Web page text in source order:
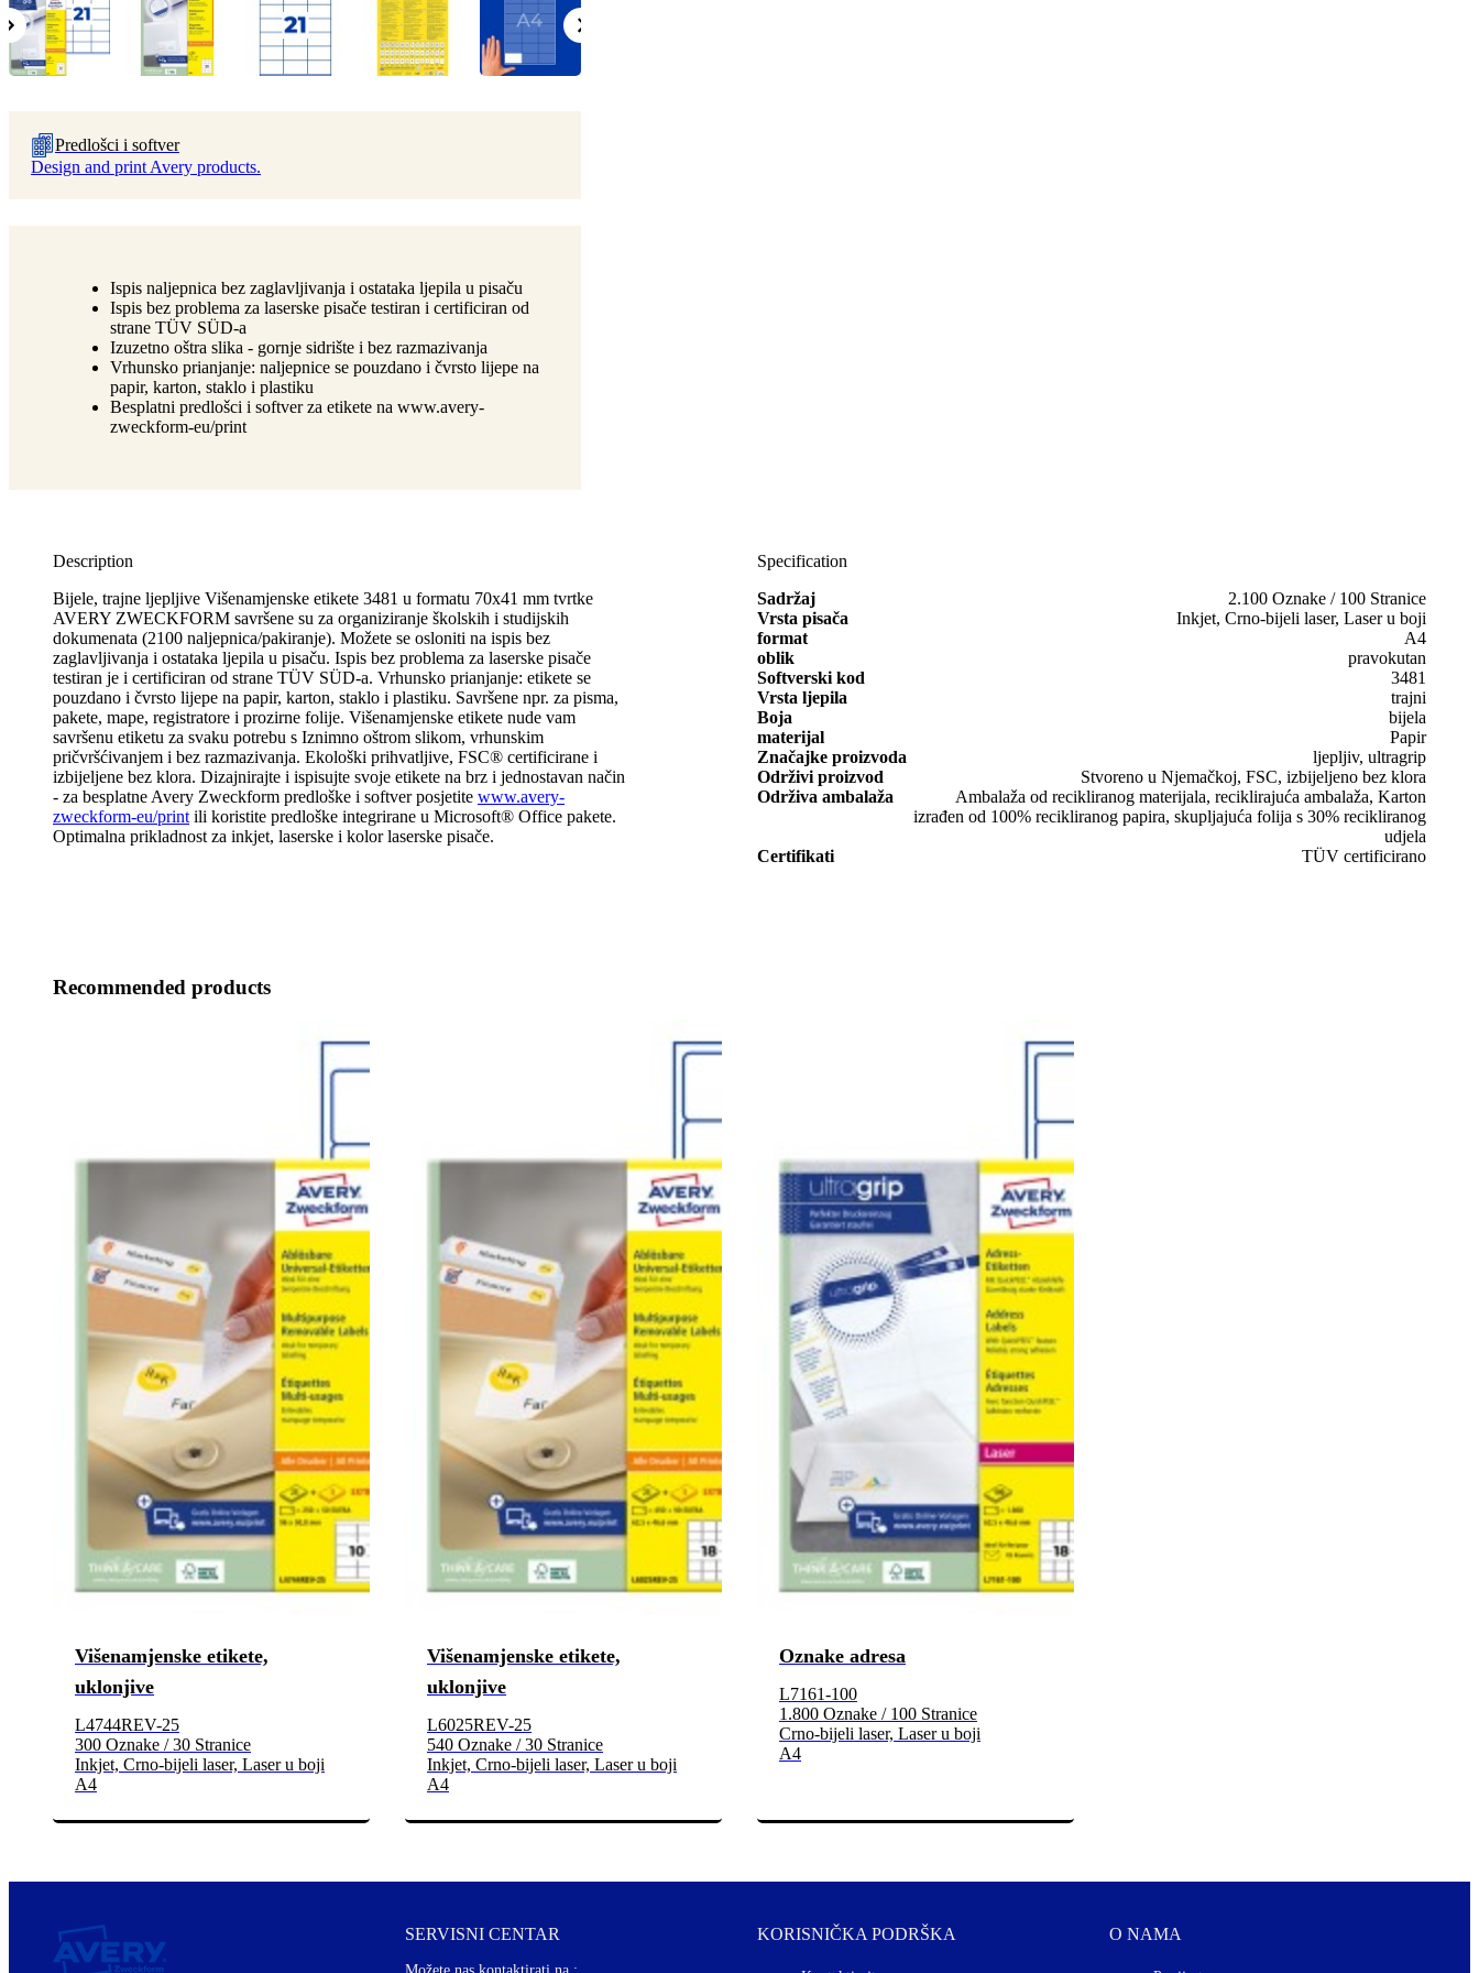
Predlošci i softver
Design and print Avery products.
Ispis naljepnica bez zaglavljivanja i ostataka ljepila u pisaču
Ispis bez problema za laserske pisače testiran i certificiran od
strane TÜV SÜD-a
Izuzetno oštra slika - gornje sidrište i bez razmazivanja
Vrhunsko prianjanje: naljepnice se pouzdano i čvrsto lijepe na
papir, karton, staklo i plastiku
Besplatni predlošci i softver za etikete na www.avery-
zweckform-eu/print
Description
Bijele, trajne ljepljive Višenamjenske etikete 3481 u formatu 70x41 mm tvrtke
AVERY ZWECKFORM savršene su za organiziranje školskih i studijskih
dokumenata (2100 naljepnica/pakiranje). Možete se osloniti na ispis bez
zaglavljivanja i ostataka ljepila u pisaču. Ispis bez problema za laserske pisače
testiran je i certificiran od strane TÜV SÜD-a. Vrhunsko prianjanje: etikete se
pouzdano i čvrsto lijepe na papir, karton, staklo i plastiku. Savršene npr. za pisma,
pakete, mape, registratore i prozirne folije. Višenamjenske etikete nude vam
savršenu etiketu za svaku potrebu s Iznimno oštrom slikom, vrhunskim
pričvršćivanjem i bez razmazivanja. Ekološki prihvatljive, FSC® certificirane i
izbijeljene bez klora. Dizajnirajte i ispisujte svoje etikete na brz i jednostavan način
- za besplatne Avery Zweckform predloške i softver posjetite www.avery-
zweckform-eu/print ili koristite predloške integrirane u Microsoft® Office pakete.
Optimalna prikladnost za inkjet, laserske i kolor laserske pisače.
Specification
Sadržaj
2.100 Oznake / 100 Stranice
Vrsta pisača
Inkjet, Crno-bijeli laser, Laser u boji
format
A4
oblik
pravokutan
Softverski kod
3481
Vrsta ljepila
trajni
Boja
bijela
materijal
Papir
Značajke proizvoda
ljepljiv, ultragrip
Održivi proizvod
Stvoreno u Njemačkoj, FSC, izbijeljeno bez klora
Održiva ambalaža
Ambalaža od recikliranog materijala, reciklirajuća ambalaža, Karton
izrađen od 100% recikliranog papira, skupljajuća folija s 30% recikliranog
udjela
Certifikati
TÜV certificirano
Recommended products
Višenamjenske etikete,
uklonjive
L4744REV-25
300 Oznake / 30 Stranice
Inkjet, Crno-bijeli laser, Laser u boji
A4
Višenamjenske etikete,
uklonjive
L6025REV-25
540 Oznake / 30 Stranice
Inkjet, Crno-bijeli laser, Laser u boji
A4
Oznake adresa
L7161-100
1.800 Oznake / 100 Stranice
Crno-bijeli laser, Laser u boji
A4
SERVISNI CENTAR KORISNIČKA PODRŠKA O NAMA